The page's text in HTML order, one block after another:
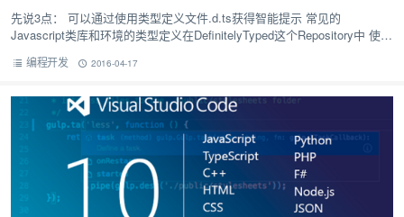
先说3点： 可以通过使用类型定义文件.d.ts获得智能提示 常见的
Javascript类库和环境的类型定义在DefinitelyTyped这个Repository中 使用
编程开发 2016-04-17